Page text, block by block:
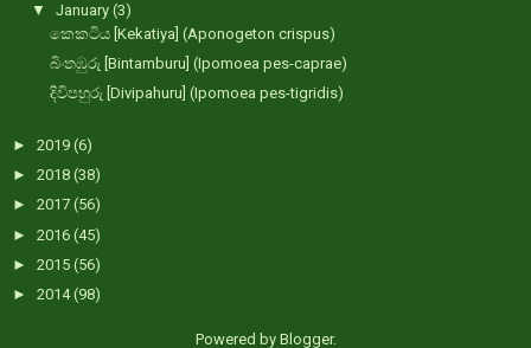
▼ January (3)
කෙකටිය [Kekatiya] (Aponogeton crispus)
බිංතඹුරු [Bintamburu] (Ipomoea pes-caprae)
දිවිපහුරු [Divipahuru] (Ipomoea pes-tigridis)
► 2019 (6)
► 2018 (38)
► 2017 (56)
► 2016 (45)
► 2015 (56)
► 2014(98)
Powered by Blogger.